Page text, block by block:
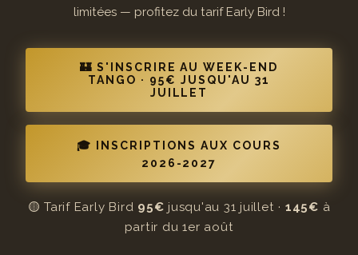
limitées — profitez du tarif Early Bird !
🏰 S'INSCRIRE AU WEEK-END
TANGO · 95€ JUSQU'AU 31
JUILLET
🎓 INSCRIPTIONS AUX COURS
2026-2027
🟡 Tarif Early Bird 95€ jusqu'au 31 juillet · 145€ à
partir du 1er août